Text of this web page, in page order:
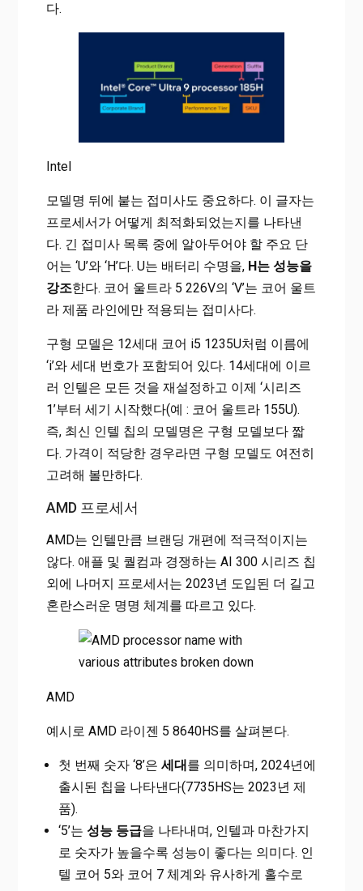
다.
Intel
모델명 뒤에 붙는 접미사도 중요하다. 이 글자는
프로세서가 어떻게 최적화되었는지를 나타낸
다. 긴 접미사 목록 중에 알아두어야 할 주요 단
어는 ‘U’와 ‘H’다. U는 배터리 수명을, H는 성능을
강조한다. 코어 울트라 5 226V의 ‘V’는 코어 울트
라 제품 라인에만 적용되는 접미사다.
구형 모델은 12세대 코어 i5 1235U처럼 이름에
‘i’와 세대 번호가 포함되어 있다. 14세대에 이르
러 인텔은 모든 것을 재설정하고 이제 ‘시리즈
1’부터 세기 시작했다(예 : 코어 울트라 155U).
즉, 최신 인텔 칩의 모델명은 구형 모델보다 짧
다. 가격이 적당한 경우라면 구형 모델도 여전히
고려해 볼만하다.
AMD 프로세서
AMD는 인텔만큼 브랜딩 개편에 적극적이지는
않다. 애플 및 퀄컴과 경쟁하는 AI 300 시리즈 칩
외에 나머지 프로세서는 2023년 도입된 더 길고
혼란스러운 명명 체계를 따르고 있다.
AMD
예시로 AMD 라이젠 5 8640HS를 살펴본다.
첫 번째 숫자 ‘8’은 세대를 의미하며, 2024년에
출시된 칩을 나타낸다(7735HS는 2023년 제
품).
‘5’는 성능 등급을 나타내며, 인텔과 마찬가지
로 숫자가 높을수록 성능이 좋다는 의미다. 인
텔 코어 5와 코어 7 체계와 유사하게 홀수로